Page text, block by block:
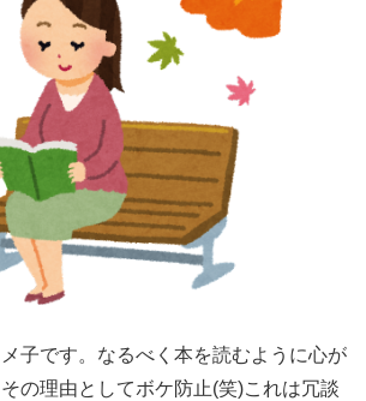
子です。なるべく本を読むように心が
の理由としてボケ防止(笑)これは冗談